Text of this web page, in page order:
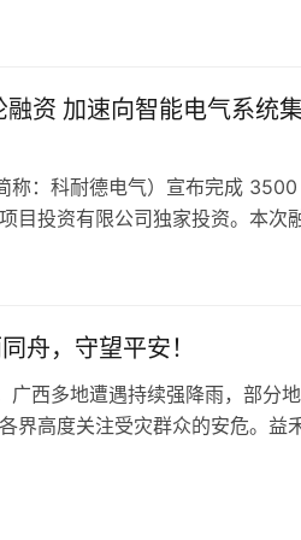
面积） 展会规模：1000家+全球参
资 加速向智能电气系统
称：科耐德电气）宣布完成 3500
目投资有限公司独家投资。本次
能电气解决方案集成商转型，夯
舟，守望平安！
广西多地遭遇持续强降雨，部分
界高度关注受灾群众的安危。益